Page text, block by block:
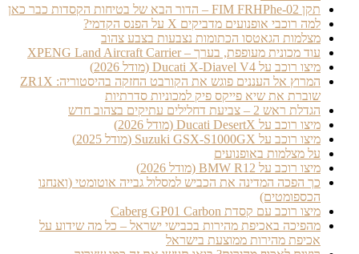
תקן FIM FRHPhe-02 – הדור הבא של בטיחות הקסדות כבר כאן
למה רוכבי אופנועים מדביקים X על הפנס הקדמי?
מצלמות הגאטסו הכתומות נצבעות בצבע צהוב
עוד מכונית מעופפת, בערך – XPENG Land Aircraft Carrier
מיצו רוכב על Ducati X-Diavel V4 (מודל 2026)
המרוץ אל העננים פוגש את הקורבט החזקה בהיסטוריה: ZR1X
שוברת את שיא פייקס פיק למכוניות סדרתיות
הגדלת ראש 2 – צביעת דחלילים עתיקים בצהוב חדש
מיצו רוכב על Ducati DesertX (מודל 2026)
מיצו רוכב על Suzuki GSX-S1000GX (מודל 2025)
על מצלמות באופנועים
מיצו רוכב על BMW R12 (מודל 2026)
כך הפכה המדינה את הכביש למסלול גבייה אוטומטי (ואנחנו
הכספומטים)
מיצו רוכב עם קסדת Caberg GP01 Carbon
מהפיכה באכיפת מהירות בכבישי ישראל – כל מה שידוע על
אכיפת מהירות ממוצעת בישראל